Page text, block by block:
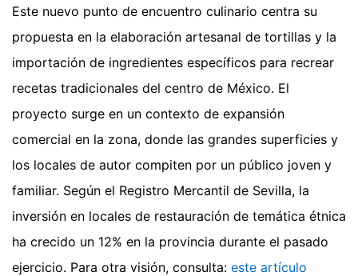
Este nuevo punto de encuentro culinario centra su
propuesta en la elaboración artesanal de tortillas y la
importación de ingredientes específicos para recrear
recetas tradicionales del centro de México. El
proyecto surge en un contexto de expansión
comercial en la zona, donde las grandes superficies y
los locales de autor compiten por un público joven y
familiar. Según el Registro Mercantil de Sevilla, la
inversión en locales de restauración de temática étnica
ha crecido un 12% en la provincia durante el pasado
ejercicio. Para otra visión, consulta: este artículo